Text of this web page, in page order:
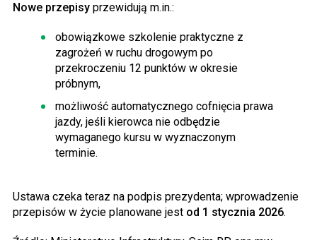
Nowe przepisy przewidują m.in.:
obowiązkowe szkolenie praktyczne z
zagrożeń w ruchu drogowym po
przekroczeniu 12 punktów w okresie
próbnym,
możliwość automatycznego cofnięcia prawa
jazdy, jeśli kierowca nie odbędzie
wymaganego kursu w wyznaczonym
terminie.
Ustawa czeka teraz na podpis prezydenta; wprowadzenie
przepisów w życie planowane jest od 1 stycznia 2026.